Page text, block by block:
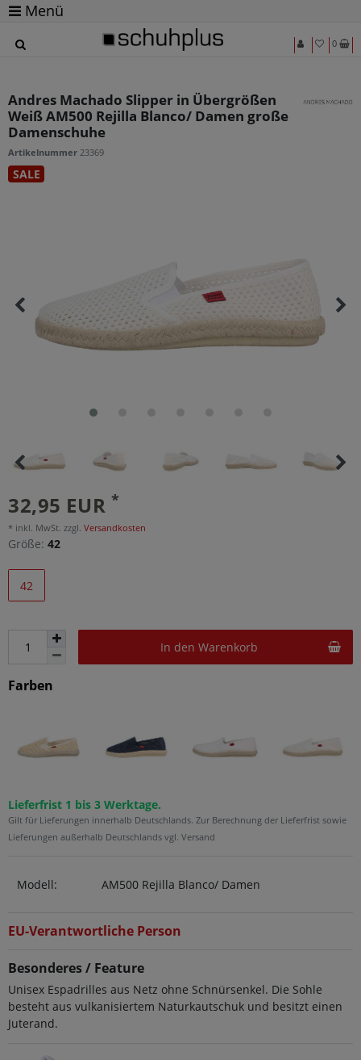
Menü
0
Andres Machado Slipper in Übergrößen
Weiß AM500 Rejilla Blanco/ Damen große
Damenschuhe
Artikelnummer 23369
SALE
32,95 EUR *
* inkl. MwSt. zzgl. Versandkosten
Größe: 42
42
In den Warenkorb
Farben
Lieferfrist 1 bis 3 Werktage.
Gilt für Lieferungen innerhalb Deutschlands. Zur Berechnung der Lieferfrist sowie
Lieferungen außerhalb Deutschlands vgl. Versand
Modell: AM500 Rejilla Blanco/ Damen
EU-Verantwortliche Person
Besonderes / Feature
Unisex Espadrilles aus Netz ohne Schnürsenkel. Die Sohle
besteht aus vulkanisiertem Naturkautschuk und besitzt einen
Juterand.